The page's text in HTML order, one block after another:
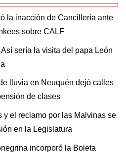
la inacción de Cancillería ante
sobre CALF
sería la visita del papa León
lluvia en Neuquén dejó calles
de clases
y el reclamo por las Malvinas se
en la Legislatura
incorporó la Boleta